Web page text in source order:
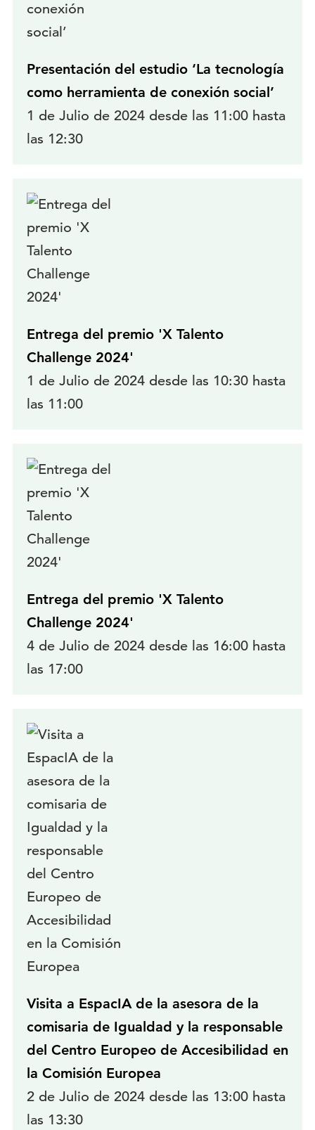
Presentación del estudio ‘La tecnología
como herramienta de conexión social’
1 de Julio de 2024 desde las 11:00 hasta
las 12:30
Entrega del premio 'X Talento
Challenge 2024'
1 de Julio de 2024 desde las 10:30 hasta
las 11:00
Entrega del premio 'X Talento
Challenge 2024'
4 de Julio de 2024 desde las 16:00 hasta
las 17:00
Visita a EspacIA de la asesora de la
comisaria de Igualdad y la responsable
del Centro Europeo de Accesibilidad en
la Comisión Europea
2 de Julio de 2024 desde las 13:00 hasta
las 13:30